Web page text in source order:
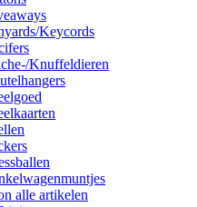
Keycords
Knuffeldieren
alle artikelen